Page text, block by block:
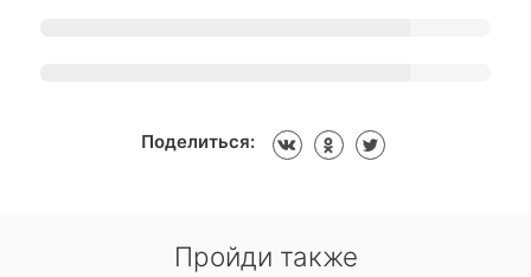
Поделиться:
Пройди также